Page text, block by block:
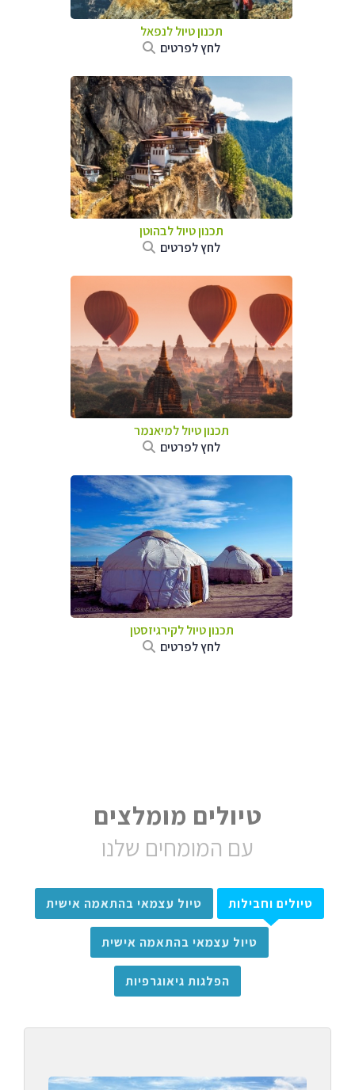
תכנון טיול לנפאל
לחץ לפרטים
תכנון טיול לבהוטן
לחץ לפרטים
תכנון טיוללמיאנמר
לחץ לפרטים
תכנון טיוללקירגיזסטן
לחץ לפרטים
טיולים מומלצים
עם המומחים שלנו
טיולים וחבילות טיול עצמאי בהתאמה אישית
טיול עצמאי בהתאמה אישית
הפלגות גיאוגרפיות